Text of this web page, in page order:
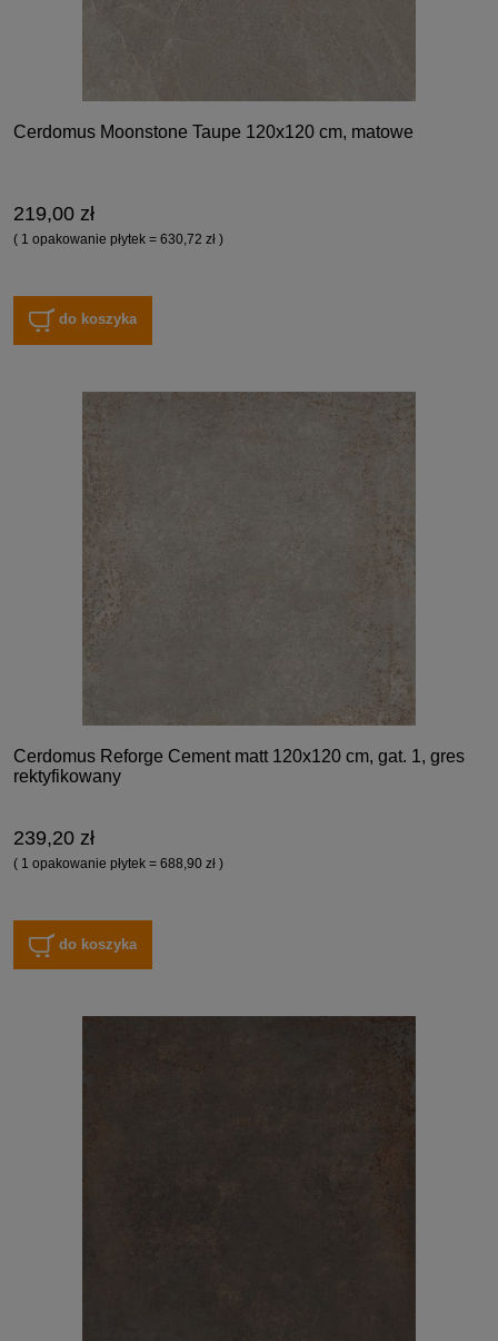
Cerdomus Moonstone Taupe 120x120 cm, matowe
219,00 zł
( 1 opakowanie płytek = 630,72 zł )
do koszyka
Cerdomus Reforge Cement matt 120x120 cm, gat. 1, gres
rektyfikowany
239,20 zł
( 1 opakowanie płytek = 688,90 zł )
do koszyka